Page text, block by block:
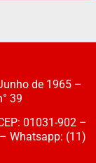
de 1965 –
39
01031-902 –
Whatsapp: (11)